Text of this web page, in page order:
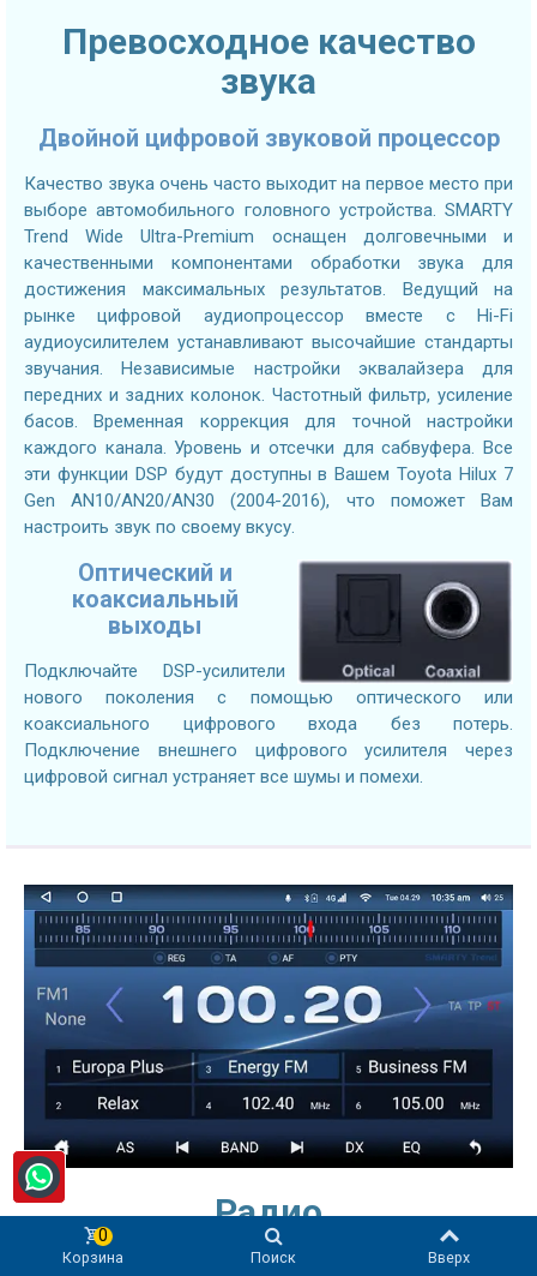
Превосходное качество
звука
Двойной цифровой звуковой процессор
Качество звука очень часто выходит на первое место при
выборе автомобильного головного устройства. SMARTY
Trend Wide Ultra-Premium оснащен долговечными и
качественными компонентами обработки звука для
достижения максимальных результатов. Ведущий на
рынке цифровой аудиопроцессор вместе с Hi-Fi
аудиоусилителем устанавливают высочайшие стандарты
звучания. Независимые настройки эквалайзера для
передних и задних колонок. Частотный фильтр, усиление
басов. Временная коррекция для точной настройки
каждого канала. Уровень и отсечки для сабвуфера. Все
эти функции DSP будут доступны в Вашем Toyota Hilux 7
Gen AN10/AN20/AN30 (2004-2016), что поможет Вам
настроить звук по своему вкусу.
Оптический и
коаксиальный
выходы
Подключайте DSP-усилители
нового поколения с помощью оптического или
коаксиального цифрового входа без потерь.
Подключение внешнего цифрового усилителя через
цифровой сигнал устраняет все шумы и помехи.
Радио
Высокочувствительный FM-модуль с RDS
Корзина
0
Поиск Вверх